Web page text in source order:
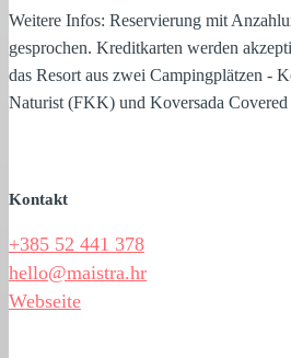
Weitere Infos: Reservierung mit
gesprochen. Kreditkarten werden
das Resort aus zwei Campingplätzen -
Naturist (FKK) und Koversada
Kontakt
+385 52 441 378
hello@maistra.hr
Webseite